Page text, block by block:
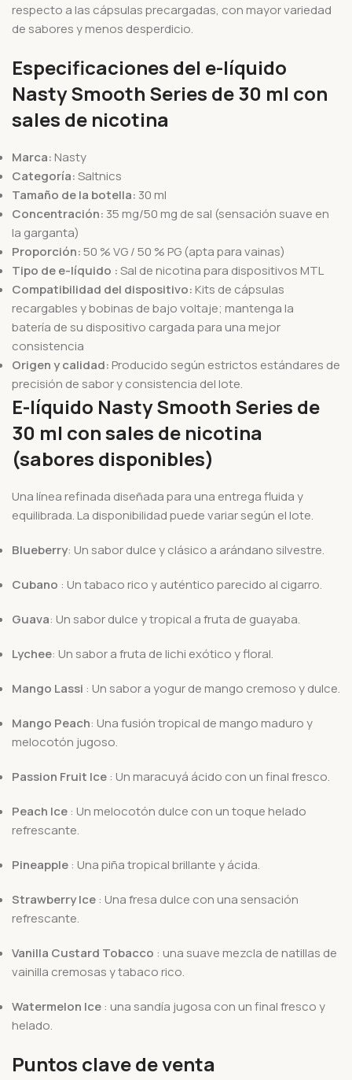
respecto a las cápsulas precargadas, con mayor variedad
de sabores y menos desperdicio.
Especificaciones del e-líquido
Nasty Smooth Series de 30 ml con
sales de nicotina
Marca: Nasty
Categoría:Saltnics
Tamaño de la botella: 30 ml
Concentración: 35 mg/50 mg de sal (sensación suave en
la garganta)
Proporción:50 % VG / 50 % PG (apta para vainas)
Tipo de e-líquido :Sal de nicotina para dispositivos MTL
Compatibilidad del dispositivo: Kits de cápsulas
recargables y bobinas de bajo voltaje; mantenga la
batería de su dispositivo cargada para una mejor
consistencia
Origen y calidad: Producido según estrictos estándares de
precisión de sabor y consistencia del lote.
E-líquido Nasty Smooth Series de
30 ml con sales de nicotina
(sabores disponibles)
Una línea refinada diseñada para una entrega fluida y
equilibrada. La disponibilidad puede variar según el lote.
Blueberry: Un sabor dulce y clásico a arándano silvestre.
Cubano : Un tabaco rico y auténtico parecido al cigarro.
Guava: Un sabor dulce y tropical a fruta de guayaba.
Lychee: Un sabor a fruta de lichi exótico y floral.
Mango Lassi : Un sabor a yogur de mango cremoso y dulce.
Mango Peach: Una fusión tropical de mango maduro y
melocotón jugoso.
Passion Fruit Ice : Un maracuyá ácido con un final fresco.
Peach Ice : Un melocotón dulce con un toque helado
refrescante.
Pineapple : Una piña tropical brillante y ácida.
Strawberry Ice : Una fresa dulce con una sensación
refrescante.
Vanilla Custard Tobacco : una suave mezcla de natillas de
vainilla cremosas y tabaco rico.
Watermelon Ice : una sandía jugosa con un final fresco y
helado.
Puntos clave de venta